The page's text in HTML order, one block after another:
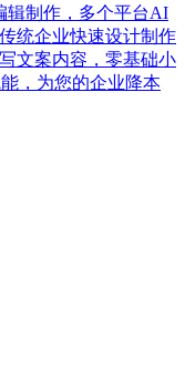
辑制作，多个平台AI
统企业快速设计制作
文案内容，零基础小
，为您的企业降本